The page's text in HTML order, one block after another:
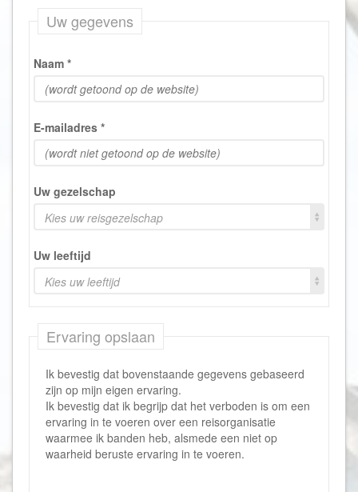
Uw gegevens
Naam *
E-mailadres *
Uw gezelschap
Kies uw reisgezelschap
Uw leeftijd
Kies uw leeftijd
Ervaring opslaan
Ik bevestig dat bovenstaande gegevens gebaseerd
zijn op mijn eigen ervaring.
Ik bevestig dat ik begrijp dat het verboden is om een
ervaring in te voeren over een reisorganisatie
waarmee ik banden heb, alsmede een niet op
waarheid beruste ervaring in te voeren.